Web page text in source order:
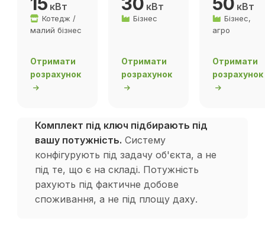
кВт
Котедж /
малий бізнес
Отримати
розрахунок
кВт
Бізнес
Отримати
розрахунок
кВт
Бізнес,
агро
Отримати
розрахунок
Комплект під ключ підбирають під
вашу потужність. Систему
конфігурують під задачу об'єкта, а не
під те, що є на складі. Потужність
рахують під фактичне добове
споживання, а не під площу даху.